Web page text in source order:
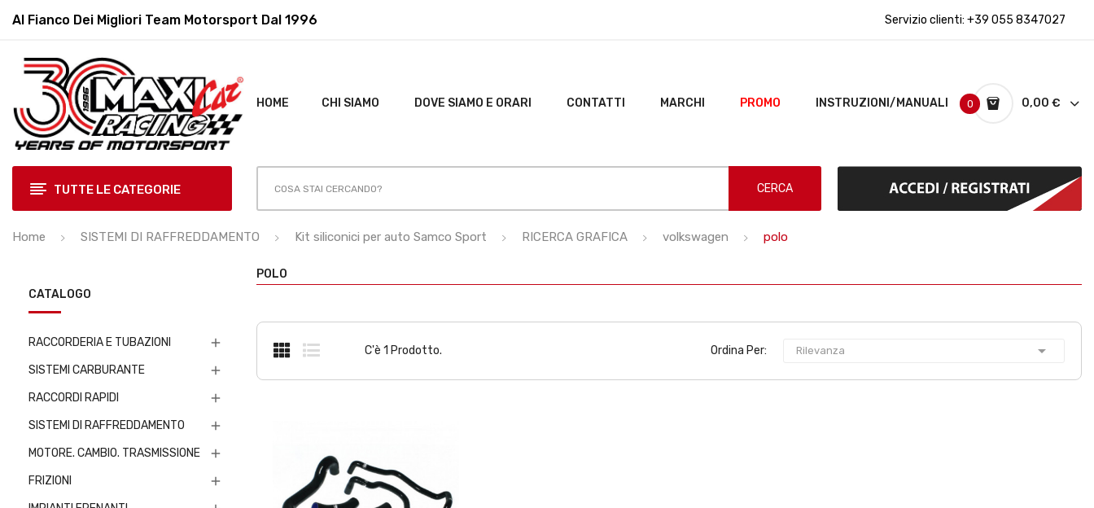
Al Fianco Dei Migliori Team Motorsport Dal 1996 Servizio clienti: +39 055 8347027
HOME CHI SIAMO DOVE SIAMO E ORARI CONTATTI MARCHI PROMO INSTRUZIONI/MANUALI 0 0,00 €
TUTTE LE CATEGORIE CERCA
Home SISTEMI DI RAFFREDDAMENTO Kit siliconici per auto Samco Sport RICERCA GRAFICA volkswagen polo
CATALOGO
RACCORDERIA E TUBAZIONI 
SISTEMI CARBURANTE 
RACCORDI RAPIDI 
SISTEMI DI RAFFREDDAMENTO 
MOTORE. CAMBIO. TRASMISSIONE 
FRIZIONI 
POLO
C'è 1 Prodotto. Ordina Per: Rilevanza 